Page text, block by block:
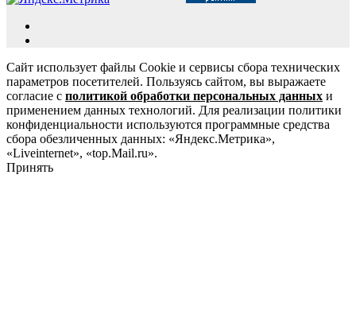
Сайт использует файлы Cookie и сервисы сбора технических
параметров посетителей. Пользуясь сайтом, вы выражаете
согласие с политикой обработки персональных данных и
применением данных технологий. Для реализации политики
конфиденциальности используются программные средства
сбора обезличенных данных: «Яндекс.Метрика»,
«Liveinternet», «top.Mail.ru».
Принять